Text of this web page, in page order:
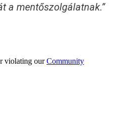
a mentőszolgálatnak.”